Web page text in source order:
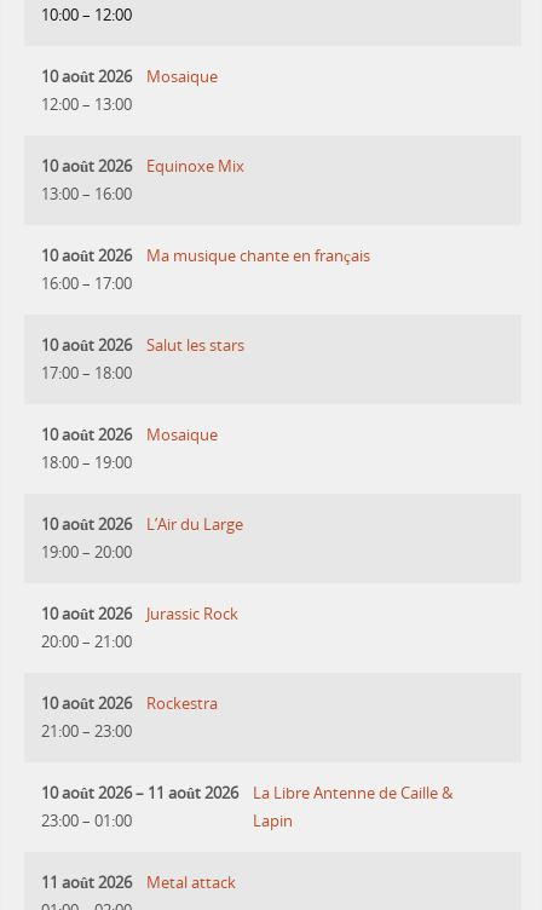
10:00– 12:00
10 août 2026
12:00– 13:00
Mosaique
10 août 2026
13:00– 16:00
Equinoxe Mix
10 août 2026
16:00– 17:00
Ma musique chante en français
10 août 2026
17:00– 18:00
Salut les stars
10 août 2026
18:00– 19:00
Mosaique
10 août 2026
19:00– 20:00
L’Air du Large
10 août 2026
20:00– 21:00
Jurassic Rock
10 août 2026
21:00– 23:00
Rockestra
10 août 2026– 11 août 2026
23:00– 01:00
La Libre Antenne de Caille &
Lapin
11 août 2026
Metal attack